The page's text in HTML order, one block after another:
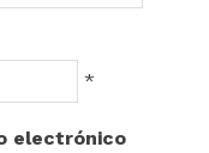
*
electrónico